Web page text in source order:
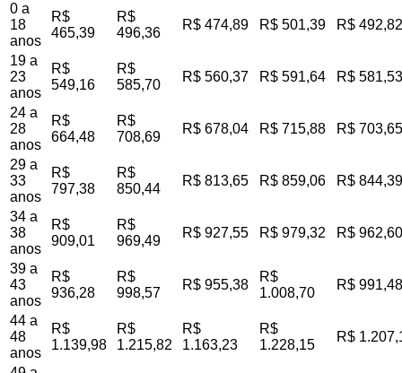
0 a
18
anos
R$
465,39
R$
496,36
R$ 474,89 R$ 501,39 R$ 492,82
19 a
23
anos
R$
549,16
R$
585,70
R$ 560,37 R$ 591,64 R$ 581,53
24 a
28
anos
R$
664,48
R$
708,69
R$ 678,04 R$ 715,88 R$ 703,65
29 a
33
anos
R$
797,38
R$
850,44
R$ 813,65 R$ 859,06 R$ 844,39
34 a
38
anos
R$
909,01
R$
969,49
R$ 927,55 R$ 979,32 R$ 962,60
39 a
43
anos
R$
936,28
R$
998,57
R$ 955,38
R$
1.008,70
R$ 991,48
44 a
48
anos
R$
1.139,98
R$
1.215,82
R$
1.163,23
R$
1.228,15
R$